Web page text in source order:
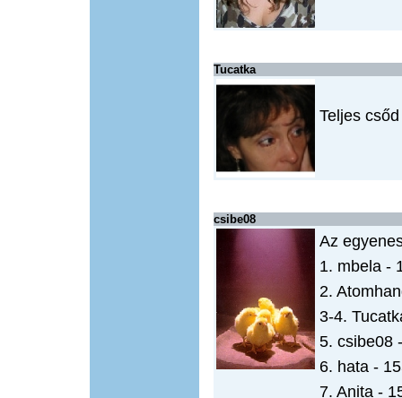
Tucatka
Teljes
csibe08
Az
1. mbela -
2.
3-4.
5. csibe08
6. hata -
7. Anita -